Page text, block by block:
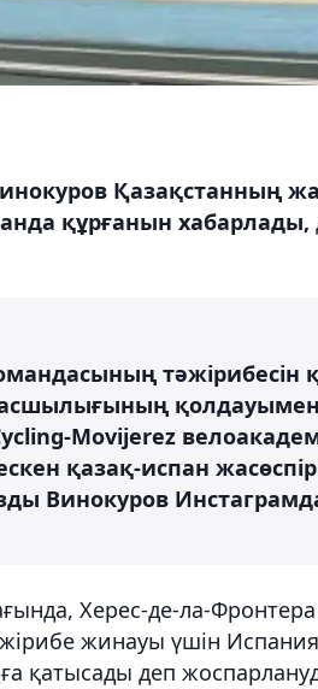
Қазақстанның
құрғанын хабарлады,
тәжірибесін
қолдауымен
Movijerez
қазақ-испан
Винокуров
Херес-де-ла-
жинауы үшін
қатысады деп